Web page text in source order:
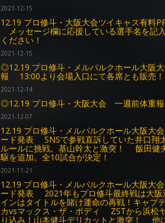
2021-12-15
12.19 プロ修斗・大阪大会ツイキャス有料
メッセージ欄に応援している選手名を記
ください！
2021-12-15
◎12.19 プロ修斗・メルパルクホール大阪
報 13:00より会場入口にて各席とも販売！
2021-12-14
◎12.19 プロ修斗・大阪大会 一週前体重
2021-12-07
12.19 プロ修斗・メルパルクホール大阪大
ード発表 SNSで参戦直訴していた井口翔
ルールに挑戦。基山幹太と激突！ 飯田健
駆を追加。全10試合が決定！
2021-11-21
12.19 プロ修斗・メルパルクホール大阪大
ード発表 2021年もプロ修斗最終戦は大
インはタイトルを賭け運命の再戦！キャプ
カvsマックス・ザ・ボディ ZSTから浜松
り込み！山本健斗デリカットと激突！ 他